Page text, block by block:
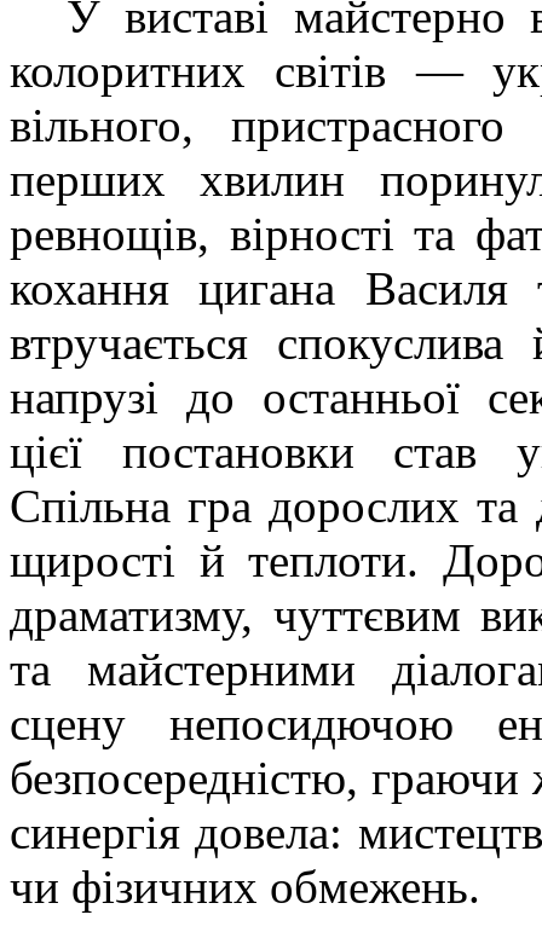
У виставі майстерно
колоритних світів —
вільного,
перших хвилин
ревнощів, вірності та
кохання цигана
втручається
напрузі до останньої
цієї постановки став
Спільна гра дорослих та
щирості й теплоти.
драматизму, чуттєвим
та майстерними
сцену непосидючою
безпосередністю, граючи
синергія довела:
чи фізичних обмежень.